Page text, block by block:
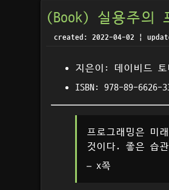
(Book) 실용주의
created: 2022-04-02 |
지은이: 데이비드
ISBN: 978-89-6626-
프로그래밍은 미
것이다. 좋은 습
– x쪽